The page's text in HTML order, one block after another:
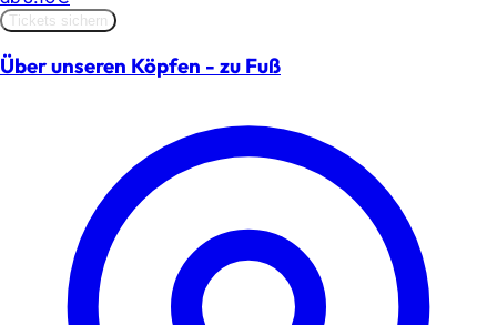
Tickets sichern
Über unseren Köpfen - zu Fuß